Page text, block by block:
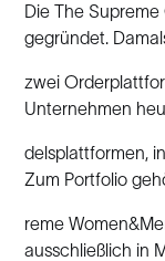
Die The
gegründet.
zwei
Unternehmen
delsplattformen,
Zum Portfolio
reme
ausschließlich in